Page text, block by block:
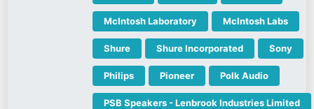
McIntosh Laboratory McIntosh Labs
Shure Shure Incorporated Sony
Philips Pioneer Polk Audio
PSB Speakers - Lenbrook Industries Limited